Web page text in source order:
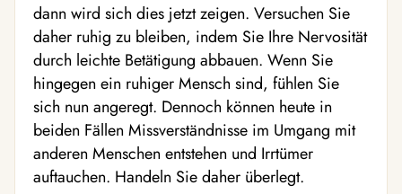
dann wird sich dies jetzt zeigen. Versuchen Sie
daher ruhig zu bleiben, indem Sie Ihre Nervosität
durch leichte Betätigung abbauen. Wenn Sie
hingegen ein ruhiger Mensch sind, fühlen Sie
sich nun angeregt. Dennoch können heute in
beiden Fällen Missverständnisse im Umgang mit
anderen Menschen entstehen und Irrtümer
auftauchen. Handeln Sie daher überlegt.